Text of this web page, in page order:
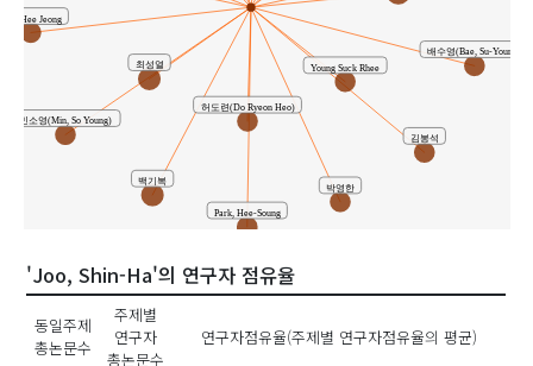
Park, Hee-Soung
Young Suck Rhee
Yun, Hee Jeong
김봉석
민소영(Min, So Young)
박영한
배수영(Bae, Su-Young)
백기복
최성열
허도련(Do Ryeon Heo)
'Joo, Shin-Ha'의 연구자 점유율
동일주제
총논문수
주제별
연구자
총논문수
연구자점유율(주제별 연구자점유율의 평균)